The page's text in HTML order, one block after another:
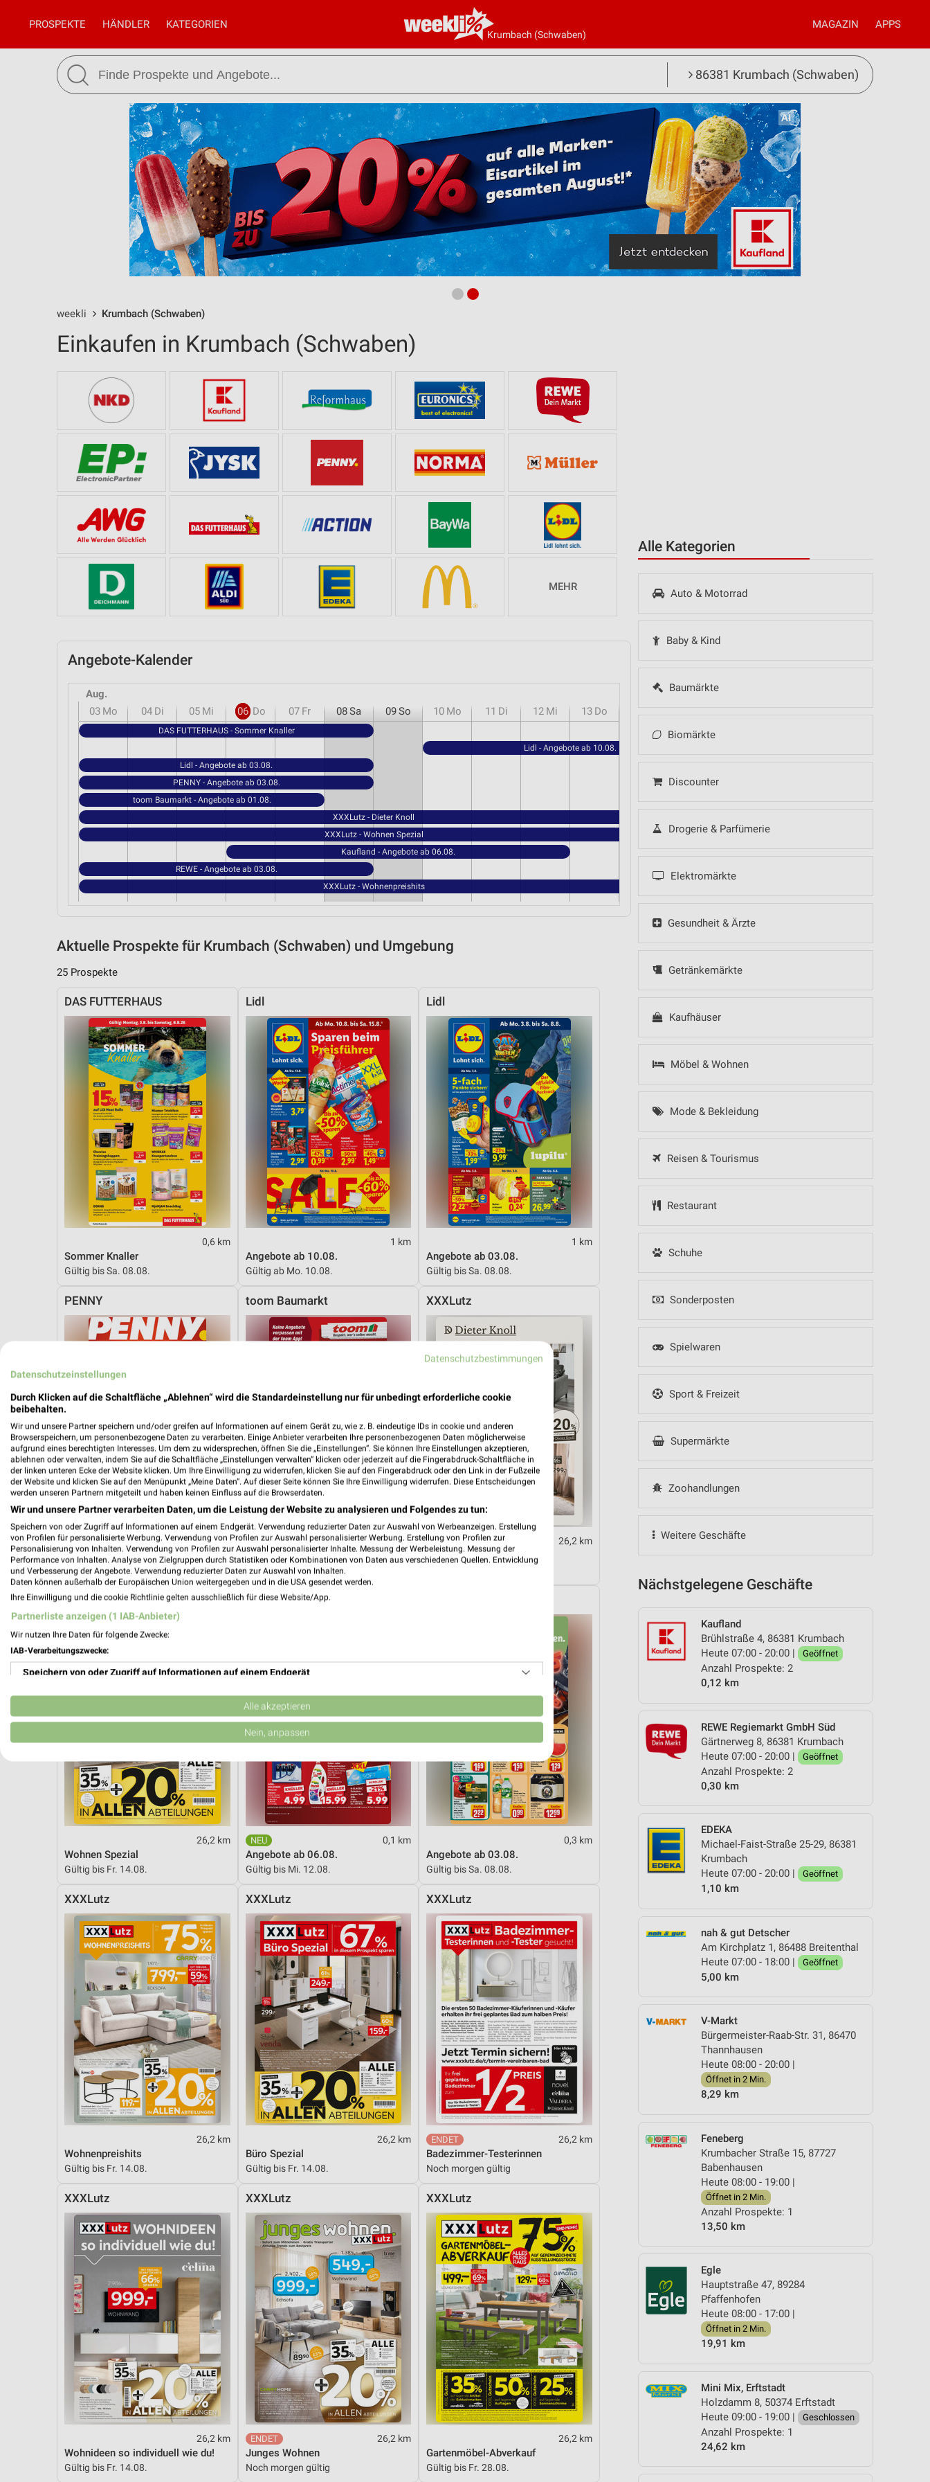
Krumbach (Schwaben)
PROSPEKTE HÄNDLER KATEGORIEN MAGAZIN APPS
86381 Krumbach (Schwaben)
weekli Krumbach (Schwaben)
Alle Kategorien
Auto & Motorrad
Baby & Kind
Baumärkte
Biomärkte
Discounter
Drogerie & Parfümerie
Elektromärkte
Gesundheit & Ärzte
Getränkemärkte
Kaufhäuser
Möbel & Wohnen
Mode & Bekleidung
Reisen & Tourismus
Restaurant
Schuhe
Sonderposten
Spielwaren
Sport & Freizeit
Supermärkte
Zoohandlungen
Weitere Geschäfte
Nächstgelegene Geschäfte
Kaufland
Brühlstraße 4, 86381 Krumbach
Heute 07:00 - 20:00 |
Geöffnet
Anzahl Prospekte: 2
0,12 km
REWE Regiemarkt GmbH Süd
Gärtnerweg 8, 86381 Krumbach
Heute 07:00 - 20:00 |
Geöffnet
Anzahl Prospekte: 2
0,30 km
EDEKA
Michael-Faist-Straße 25-29, 86381
Krumbach
Heute 07:00 - 20:00 |
Geöffnet
1,10 km
nah & gut Detscher
Am Kirchplatz 1, 86488 Breitenthal
Heute 07:00 - 18:00 |
Geöffnet
5,00 km
V-Markt
Bürgermeister-Raab-Str. 31, 86470
Thannhausen
Heute 08:00 - 20:00 |
Öffnet in 2 Min.
8,29 km
Feneberg
Krumbacher Straße 15, 87727
Babenhausen
Heute 08:00 - 19:00 |
Öffnet in 2 Min.
Anzahl Prospekte: 1
13,50 km
Egle
Hauptstraße 47, 89284
Pfaffenhofen
Heute 08:00 - 17:00 |
Öffnet in 2 Min.
19,91 km
Mini Mix, Erftstadt
Holzdamm 8, 50374 Erftstadt
Heute 09:00 - 19:00 |
Geschlossen
Anzahl Prospekte: 1
24,62 km
Einkaufen in Krumbach (Schwaben)
MEHR
Angebote-Kalender
Aug.
03 Mo 04 Di 05 Mi 06 Do 07 Fr 08Sa 09So 10 Mo 11 Di 12 Mi 13 Do
DAS FUTTERHAUS - Sommer Knaller
Lidl - Angebote ab 10.08.
Lidl - Angebote ab 03.08.
PENNY - Angebote ab 03.08.
toom Baumarkt - Angebote ab 01.08.
XXXLutz - Dieter Knoll
XXXLutz - Wohnen Spezial
Kaufland - Angebote ab 06.08.
REWE - Angebote ab 03.08.
XXXLutz - Wohnenpreishits
Aktuelle Prospekte für Krumbach (Schwaben) und Umgebung
25 Prospekte
DAS FUTTERHAUS
0,6 km
Sommer Knaller
Gültig bis Sa. 08.08.
Lidl
1 km
Angebote ab 10.08.
Gültig ab Mo. 10.08.
Lidl
1 km
Angebote ab 03.08.
Gültig bis Sa. 08.08.
PENNY
0,4 km
Angebote ab 03.08.
Gültig bis Sa. 08.08.
toom Baumarkt
1,5 km
Angebote ab 01.08.
Noch morgen gültig
XXXLutz
26,2 km
Dieter Knoll
XXXLutz
26,2 km
Wohnen Spezial
Gültig bis Fr. 14.08.
Kaufland
0,1 km
Angebote ab 06.08.
Gültig bis Mi. 12.08.
0,3 km
Angebote ab 03.08.
Gültig bis Sa. 08.08.
XXXLutz
26,2 km
Wohnenpreishits
Gültig bis Fr. 14.08.
XXXLutz
26,2 km
Büro Spezial
Gültig bis Fr. 14.08.
XXXLutz
26,2 km
Badezimmer-Testerinnen
Noch morgen gültig
XXXLutz
26,2 km
Wohnideen so individuell wie du!
Gültig bis Fr. 14.08.
XXXLutz
26,2 km
Junges Wohnen
Noch morgen gültig
XXXLutz
26,2 km
Gartenmöbel-Abverkauf
Gültig bis Fr. 28.08.
Datenschutzbestimmungen
Datenschutzeinstellungen
Durch Klicken auf die Schaltfläche „Ablehnen“ wird die Standardeinstellung nur für unbedingt erforderliche cookie
beibehalten.
Wir und unsere Partner speichern und/oder greifen auf Informationen auf einem Gerät zu, wie z. B. eindeutige IDs in cookie und anderen
Browserspeichern, um personenbezogene Daten zu verarbeiten. Einige Anbieter verarbeiten Ihre personenbezogenen Daten möglicherweise
aufgrund eines berechtigten Interesses. Um dem zu widersprechen, öffnen Sie die „Einstellungen“. Sie können Ihre Einstellungen akzeptieren,
ablehnen oder verwalten, indem Sie auf die Schaltfläche „Einstellungen verwalten“ klicken oder jederzeit auf die Fingerabdruck-Schaltfläche in
der linken unteren Ecke der Website klicken. Um Ihre Einwilligung zu widerrufen, klicken Sie auf den Fingerabdruck oder den Link in der Fußzeile
der Website und klicken Sie auf den Menüpunkt „Meine Daten“. Auf dieser Seite können Sie Ihre Einwilligung widerrufen. Diese Entscheidungen
werden unseren Partnern mitgeteilt und haben keinen Einfluss auf die Browserdaten.
Wir und unsere Partner verarbeiten Daten, um die Leistung der Website zu analysieren und Folgendes zu tun:
Speichern von oder Zugriff auf Informationen auf einem Endgerät. Verwendung reduzierter Daten zur Auswahl von Werbeanzeigen. Erstellung
von Profilen für personalisierte Werbung. Verwendung von Profilen zur Auswahl personalisierter Werbung. Erstellung von Profilen zur
Personalisierung von Inhalten. Verwendung von Profilen zur Auswahl personalisierter Inhalte. Messung der Werbeleistung. Messung der
Performance von Inhalten. Analyse von Zielgruppen durch Statistiken oder Kombinationen von Daten aus verschiedenen Quellen. Entwicklung
und Verbesserung der Angebote. Verwendung reduzierter Daten zur Auswahl von Inhalten.
Daten können außerhalb der Europäischen Union weitergegeben und in die USA gesendet werden.
Ihre Einwilligung und die cookie Richtlinie gelten ausschließlich für diese Website/App.
Partnerliste anzeigen (1 IAB-Anbieter)
Wir nutzen Ihre Daten für folgende Zwecke:
IAB-Verarbeitungszwecke:
Speichern von oder Zugriff auf Informationen auf einem Endgerät
Verwendung reduzierter Daten zur Auswahl von Werbeanzeigen
Erstellung von Profilen für personalisierte Werbung
Erstellung von Profilen zur Personalisierung von Inhalten
Verwendung von Profilen zur Auswahl personalisierter Inhalte
Messung der Performance von Inhalten
Analyse von Zielgruppen durch Statistiken oder Kombinationen von Daten aus verschiedenen
Entwicklung und Verbesserung der Angebote
Verwendung reduzierter Daten zur Auswahl von Inhalten
IAB-Besonderheiten:
Verwendung genauer Standortdaten
Geräte anhand von aktiv angeforderten Informationen identifizieren
Nicht-IAB-Verarbeitungszwecke:
Performance
Alle akzeptieren
Nein, anpassen